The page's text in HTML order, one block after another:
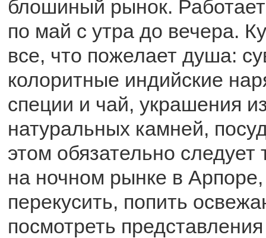
блошиный рынок.
по май с утра до вечера.
все, что пожелает душа:
колоритные индийские
специи и чай, украшения
натуральных камней,
этом обязательно следует
на ночном рынке в
перекусить, попить
посмотреть